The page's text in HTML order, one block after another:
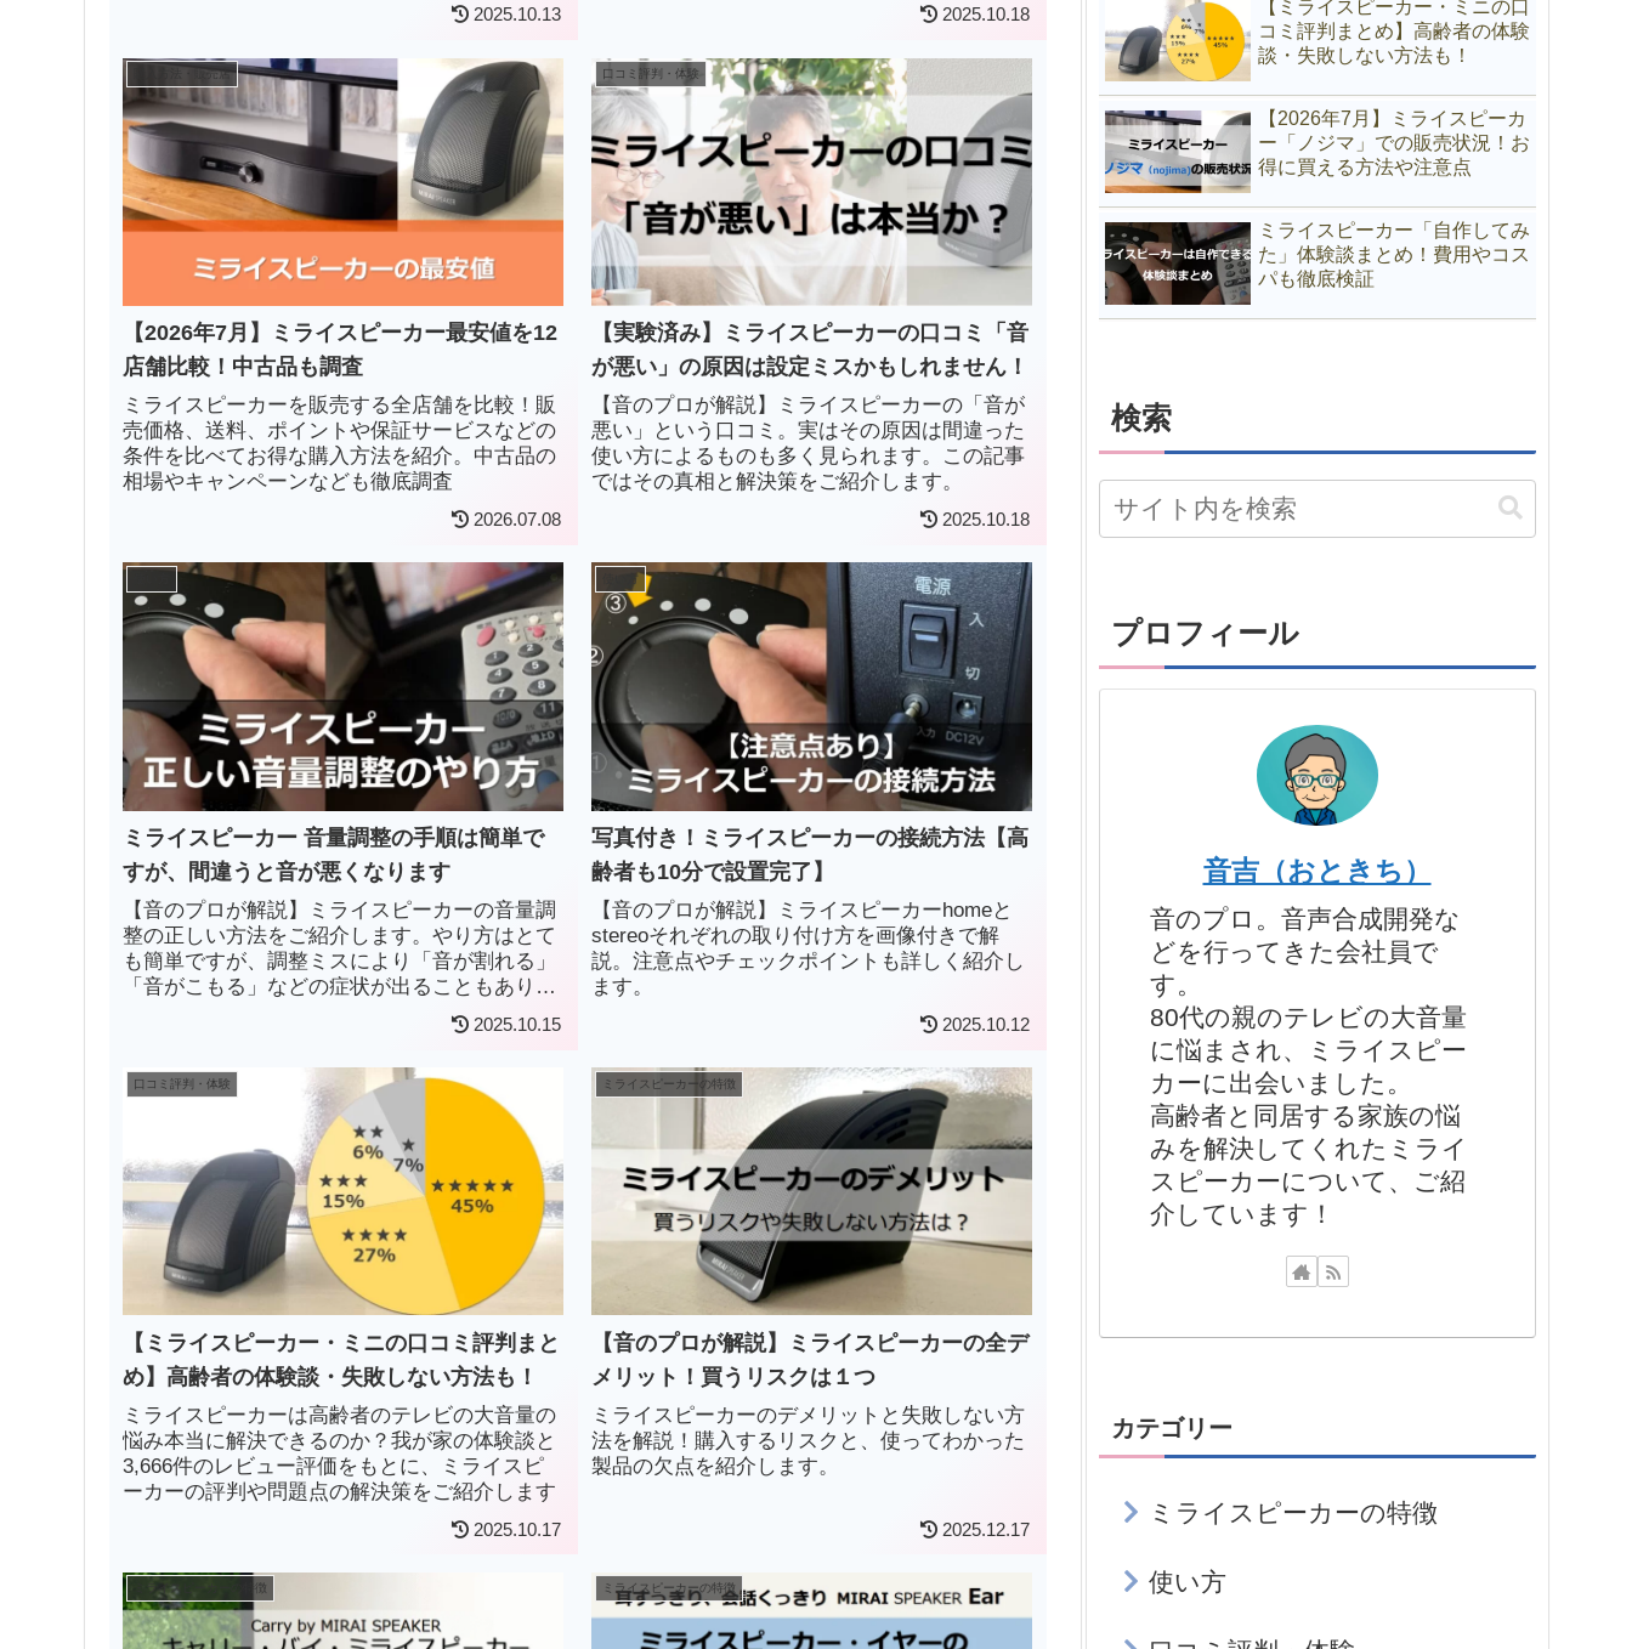
みについて具体的に解説しています。
2025.10.13 2025.10.18
購入方法・販売店
【2026年7月】ミライスピーカー最安値を12
店舗比較！中古品も調査
ミライスピーカーを販売する全店舗を比較！販
売価格、送料、ポイントや保証サービスなどの
条件を比べてお得な購入方法を紹介。中古品の
相場やキャンペーンなども徹底調査
2026.07.08
口コミ評判・体験
【実験済み】ミライスピーカーの口コミ「音
が悪い」の原因は設定ミスかもしれません！
【音のプロが解説】ミライスピーカーの「音が
悪い」という口コミ。実はその原因は間違った
使い方によるものも多く見られます。この記事
ではその真相と解決策をご紹介します。
2025.10.18
ミライスピーカー 音量調整の手順は簡単で
すが、間違うと音が悪くなります
【音のプロが解説】ミライスピーカーの音量調
整の正しい方法をご紹介します。やり方はとて
も簡単ですが、調整ミスにより「音が割れる」
「音がこもる」などの症状が出ることもありま
2025.10.15
使い方
写真付き！ミライスピーカーの接続方法【高
齢者も10分で設置完了】
【音のプロが解説】ミライスピーカーhomeと
stereoそれぞれの取り付け方を画像付きで解
説。注意点やチェックポイントも詳しく紹介し
ます。
2025.10.12
口コミ評判・体験
【ミライスピーカー・ミニの口コミ評判まと
め】高齢者の体験談・失敗しない方法も！
ミライスピーカーは高齢者のテレビの大音量の
悩み本当に解決できるのか？我が家の体験談と
3,666件のレビュー評価をもとに、ミライスピ
ーカーの評判や問題点の解決策をご紹介します
2025.10.17
ミライスピーカーの特徴
【音のプロが解説】ミライスピーカーの全デ
メリット！買うリスクは１つ
ミライスピーカーのデメリットと失敗しない方
法を解説！購入するリスクと、使ってわかった
製品の欠点を紹介します。
2025.12.17
ミライスピーカーの特徴 ミライスピーカーの特徴
【ミライスピーカー・ミニの口
コミ評判まとめ】高齢者の体験
談・失敗しない方法も！
【2026年7月】ミライスピーカ
ー「ノジマ」での販売状況！お
得に買える方法や注意点
ミライスピーカー「自作してみ
た」体験談まとめ！費用やコス
パも徹底検証
検索
プロフィール
音吉（おときち）
音のプロ。音声合成開発な
どを行ってきた会社員で
す。
80代の親のテレビの大音量
に悩まされ、ミライスピー
カーに出会いました。
高齢者と同居する家族の悩
みを解決してくれたミライ
スピーカーについて、ご紹
介しています！
カテゴリー
ミライスピーカーの特徴
使い方